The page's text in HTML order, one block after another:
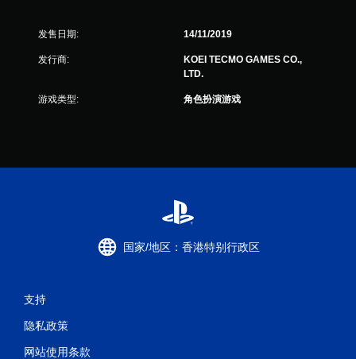
发售日期: 14/11/2019
发行商:
KOEI TECMO GAMES CO.,
LTD.
游戏类型: 角色扮演游戏
国家/地区：香港特别行政区
支持
隐私政策
网站使用条款